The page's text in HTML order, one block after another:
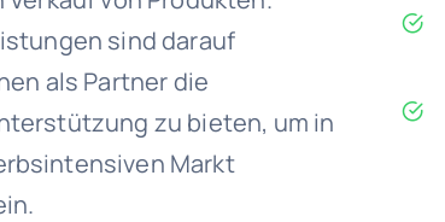
sind darauf
als Partner die
zu bieten, um in
Markt